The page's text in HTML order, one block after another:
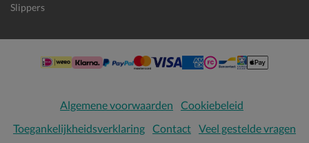
Slippers
Algemene voorwaarden
Cookiebeleid
Toegankelijkheidsverklaring Contact Veel gestelde vragen